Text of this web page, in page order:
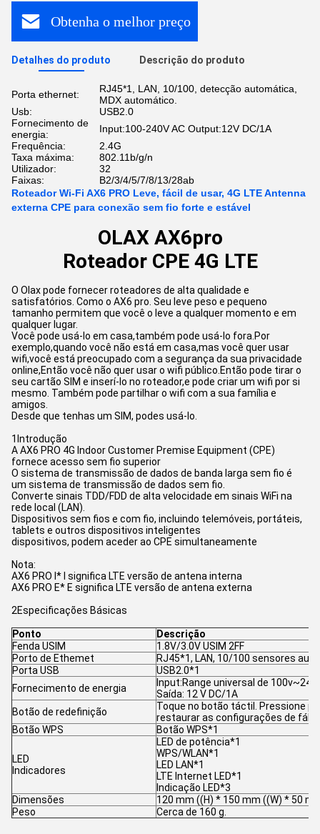
Obtenha o melhor preço
Detalhes do produto Descrição do produto
Porta ethernet:
RJ45*1, LAN, 10/100, detecção automática,
MDX automático.
Usb:
USB2.0
Fornecimento de
energia:
Input:100-240V AC Output:12V DC/1A
Frequência:
2.4G
Taxa máxima:
802.11b/g/n
Utilizador:
32
Faixas:
B2/3/4/5/7/8/13/28ab
Roteador Wi-Fi AX6 PRO Leve, fácil de usar, 4G LTE Antenna
externa CPE para conexão sem fio forte e estável
OLAX AX6pro
Roteador CPE 4G LTE
O Olax pode fornecer roteadores de alta qualidade e
satisfatórios. Como o AX6 pro. Seu leve peso e pequeno
tamanho permitem que você o leve a qualquer momento e em
qualquer lugar.
Você pode usá-lo em casa,também pode usá-lo fora.Por
exemplo,quando você não está em casa,mas você quer usar
wifi,você está preocupado com a segurança da sua privacidade
online,Então você não quer usar o wifi público.Então pode tirar o
seu cartão SIM e inserí-lo no roteador,e pode criar um wifi por si
mesmo. Também pode partilhar o wifi com a sua família e
amigos.
Desde que tenhas um SIM, podes usá-lo.
1Introdução
A AX6 PRO 4G Indoor Customer Premise Equipment (CPE)
fornece acesso sem fio superior
O sistema de transmissão de dados de banda larga sem fio é
um sistema de transmissão de dados sem fio.
Converte sinais TDD/FDD de alta velocidade em sinais WiFi na
rede local (LAN).
Dispositivos sem fios e com fio, incluindo telemóveis, portáteis,
tablets e outros dispositivos inteligentes
dispositivos, podem aceder ao CPE simultaneamente
Nota:
AX6 PRO I* I significa LTE versão de antena interna
AX6 PRO E* E significa LTE versão de antena externa
2Especificações Básicas
Ponto
Descrição
Fenda USIM
1.8V/3.0V USIM 2FF
Porto de Ethemet
RJ45*1, LAN, 10/100 sensores
Porta USB
USB2.0*1
Fornecimento de energia
Input:Range universal de
Saída: 12 V DC/1A
Botão de redefinição
Toque no botão táctil. Pressione
restaurar as configurações de
Botão WPS
Botão WPS*1
LED
Indicadores
LED de potência*1
WPS/WLAN*1
LED LAN*1
LTE Internet LED*1
Indicação LED*3
Dimensões
120 mm ((H) * 150 mm ((W) * 50
Peso
Cerca de 160 g.